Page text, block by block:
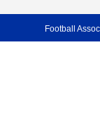
Football